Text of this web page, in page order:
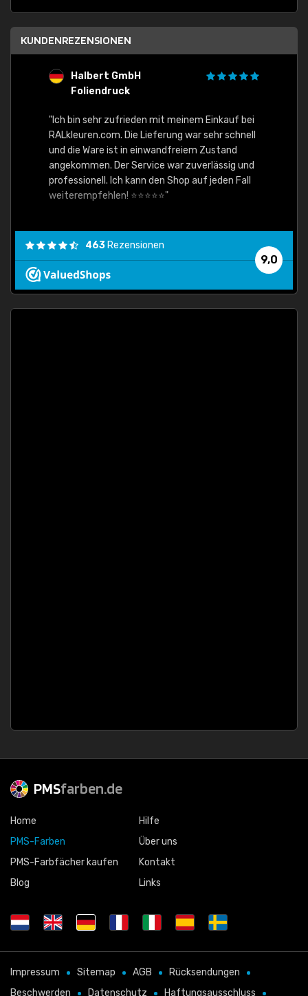
KUNDENREZENSIONEN
Halbert GmbH
Foliendruck
"Ich bin sehr zufrieden mit meinem Einkauf bei
RALkleuren.com. Die Lieferung war sehr schnell
und die Ware ist in einwandfreiem Zustand
angekommen. Der Service war zuverlässig und
professionell. Ich kann den Shop auf jeden Fall
weiterempfehlen! ⭐⭐⭐⭐⭐"
9,0
463 Rezensionen
PMSfarben.de
Home
PMS-Farben
PMS-Farbfächer kaufen
Blog
Hilfe
Über uns
Kontakt
Links
Impressum Sitemap AGB
Rücksendungen
Beschwerden
Datenschutz Haftungsausschluss